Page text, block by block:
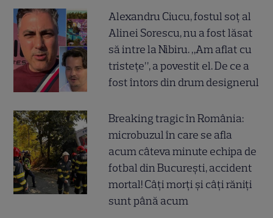
Alexandru Ciucu, fostul soț al
Alinei Sorescu, nu a fost lăsat
să intre la Nibiru. „Am aflat cu
tristețe”, a povestit el. De ce a
fost întors din drum designerul
Breaking tragic în România:
microbuzul în care se afla
acum câteva minute echipa de
fotbal din București, accident
mortal! Câți morți și câți răniți
sunt până acum